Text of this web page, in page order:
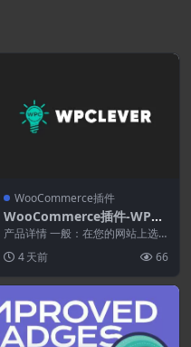
WooCommerce插件
WooCommerce插件-WPC
Product Bundles for Woo
Commerce Premium 8.6.0
产品详情 一般：在您的网站上选
新排列捆绑产品订单 ...
4 天前 66